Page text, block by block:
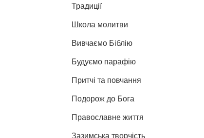
Традиції
Школа молитви
Вивчаємо Біблію
Будуємо парафію
Притчі та повчання
Подорож до Бога
Православне життя